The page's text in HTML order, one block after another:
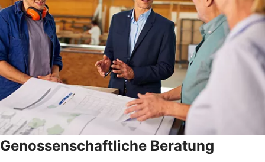
Genossenschaftliche Beratung